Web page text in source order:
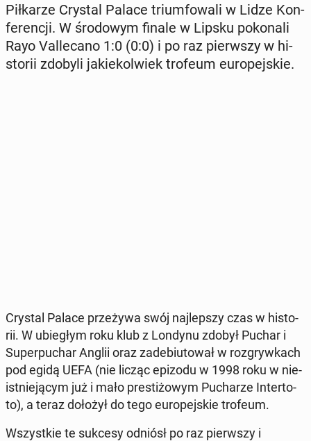
Pił­ka­rze Crystal Palace trium­fo­wa­li w Lidze Kon­
fe­ren­cji. W śro­do­wym finale w Lipsku po­ko­na­li
Rayo Val­le­ca­no 1:0 (0:0) i po raz pierw­szy w hi­
sto­rii zdobyli ja­kie­kol­wiek trofeum eu­ro­pej­skie.
Crystal Palace prze­ży­wa swój naj­lep­szy czas w hi­sto­
rii. W ubie­głym roku klub z Londynu zdobył Puchar i
Su­per­pu­char Anglii oraz za­de­biu­to­wał w roz­gryw­kach
pod egidą UEFA (nie licząc epizodu w 1998 roku w nie­
ist­nie­ją­cym już i mało pre­sti­żo­wym Pu­cha­rze In­ter­to­
to), a teraz dołożył do tego eu­ro­pej­skie trofeum.
Wszyst­kie te sukcesy odniósł po raz pierw­szy i